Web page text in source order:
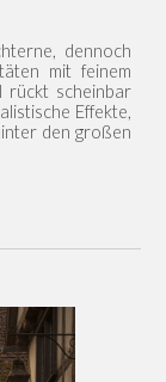
dennoch
mit feinem
rückt scheinbar
Effekte,
den großen